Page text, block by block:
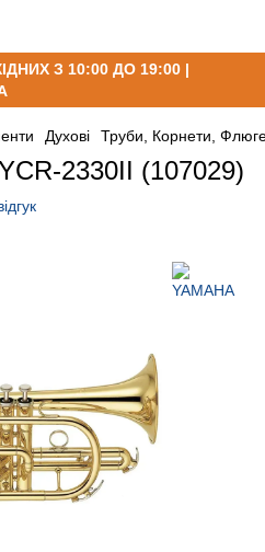
З 10:00 ДО 19:00 |
Духові Труби, Корнети,
2330II (107029)